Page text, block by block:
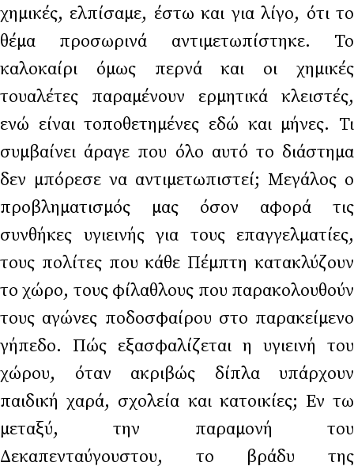
χημικές, ελπίσαμε, έστω και για λίγο, ότι το
θέμα προσωρινά αντιμετωπίστηκε. Το
καλοκαίρι όμως περνά και οι χημικές
τουαλέτες παραμένουν ερμητικά κλειστές,
ενώ είναι τοποθετημένες εδώ και μήνες. Τι
συμβαίνει άραγε που όλο αυτό το διάστημα
δεν μπόρεσε να αντιμετωπιστεί; Μεγάλος ο
προβληματισμός μας όσον αφορά τις
συνθήκες υγιεινής για τους επαγγελματίες,
τους πολίτες που κάθε Πέμπτη κατακλύζουν
το χώρο, τους φίλαθλους που παρακολουθούν
τους αγώνες ποδοσφαίρου στο παρακείμενο
γήπεδο. Πώς εξασφαλίζεται η υγιεινή του
χώρου, όταν ακριβώς δίπλα υπάρχουν
παιδική χαρά, σχολεία και κατοικίες; Εν τω
μεταξύ, την παραμονή του
Δεκαπενταύγουστου, το βράδυ της